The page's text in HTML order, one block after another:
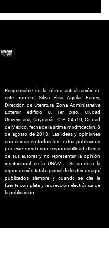
Responsable de la última actualización de
este número, Silvia Elisa Aguilar Funes,
Dirección de Literatura, Zona Administrativa
Exterior, edificio C, 1er piso, Ciudad
Universitaria, Coyoacán, C.P. 04510, Ciudad
de México, fecha de la última modificación, 8
de agosto de 2018. Las ideas y opiniones
contenidas en todos los textos publicados
por este medio son responsabilidad directa
de sus autores y no representan la opinión
institucional de la UNAM. Se autoriza la
reproducción total o parcial de los textos aquí
publicados siempre y cuando se cite la
fuente completa y la dirección electrónica de
la publicación.